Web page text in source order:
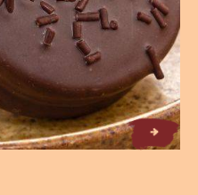
Alfajores